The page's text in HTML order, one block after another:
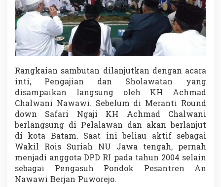
Rangkaian sambutan dilanjutkan dengan acara
inti, Pengajian dan Sholawatan yang
disampaikan langsung oleh KH Achmad
Chalwani Nawawi. Sebelum di Meranti Round
down Safari Ngaji KH Achmad Chalwani
berlangsung di Pelalawan dan akan berlanjut
di kota Batam. Saat ini beliau aktif sebagai
Wakil Rois Suriah NU Jawa tengah, pernah
menjadi anggota DPD RI pada tahun 2004 selain
sebagai Pengasuh Pondok Pesantren An
Nawawi Berjan Puworejo.